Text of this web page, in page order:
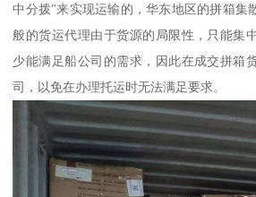
中分拨"来实现运输的，华东地区的拼箱集
般的货运代理由于货源的局限性，只能集
少能满足船公司的需求，因此在成交拼箱
司，以免在办理托运时无法满足要求。